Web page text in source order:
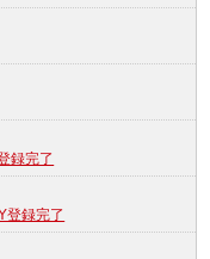
録完了
登録完了